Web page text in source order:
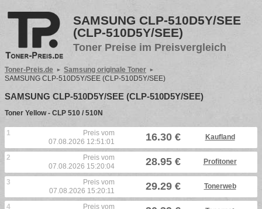
SAMSUNG CLP-510D5Y/SEE
(CLP-510D5Y/SEE)
Toner Preise im Preisvergleich
Toner-Preis.de
Samsung originale Toner
SAMSUNG CLP-510D5Y/SEE (CLP-510D5Y/SEE)
SAMSUNG CLP-510D5Y/SEE (CLP-510D5Y/SEE)
Toner Yellow - CLP 510 / 510N
1
Preis vom
07.08.2026 12:51:01
16.30 € Kaufland
2
Preis vom
07.08.2026 15:20:04
28.95 € Profitoner
3
Preis vom
07.08.2026 15:20:11
29.29 € Tonerweb
4
Preis vom